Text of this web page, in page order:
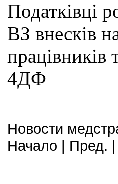
Податківці
ВЗ внесків
працівників
4ДФ
Новости
Начало | Пред. |